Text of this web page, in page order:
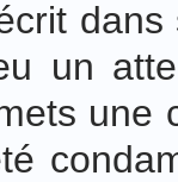
dans
un
une